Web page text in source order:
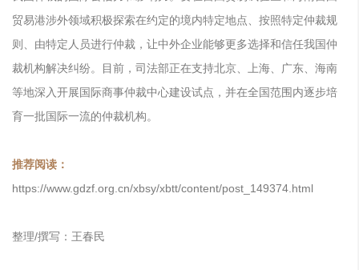
贸易港涉外领域积极探索在约定的境内特定地点、按照特定仲裁规
则、由特定人员进行仲裁，让中外企业能够更多选择和信任我国仲
裁机构解决纠纷。目前，司法部正在支持北京、上海、广东、海南
等地深入开展国际商事仲裁中心建设试点，并在全国范围内逐步培
育一批国际一流的仲裁机构。
推荐阅读：
https://www.gdzf.org.cn/xbsy/xbtt/content/post_149374.html
整理/撰写：王春民